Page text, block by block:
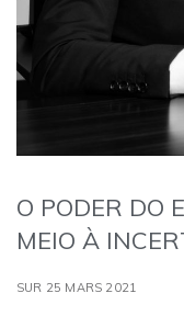
O PODER DO
MEIO À
SUR 25 MARS 2021